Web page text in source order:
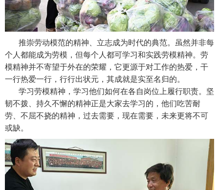
推崇劳动模范的精神、立志成为时代的典范。虽然并非每
个人都能成为劳模，但每个人都可学习和实践劳模精神。劳
模精神并不寄望于外在的荣耀，它更源于对工作的热爱，干
一行热爱一行，行行出状元，其成就是实至名归的。
学习劳模精神，学习他们如何在各自岗位上履行职责。坚
韧不拨、持久不懈的精神正是大家去学习的，他们吃苦耐
劳、不屈不挠的精神，过去需要，现在需要，未来更将不可
或缺。